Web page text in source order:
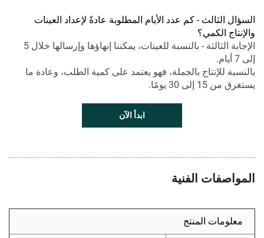
السؤال الثالث - كم عدد الأيام المطلوبة عادةً لإعداد العينات
والإنتاج الكمي؟
الإجابة الثالثة - بالنسبة للعينات، يمكننا إنهاؤها وإرسالها خلال 5
إلى 7 أيام.
بالنسبة للإنتاج بالجملة، فهو يعتمد على كمية الطلب، وعادة ما
يستغرق من 15 إلى 30 يومًا.
ابدأ الآن
المواصفات الفنية
معلومات المنتج